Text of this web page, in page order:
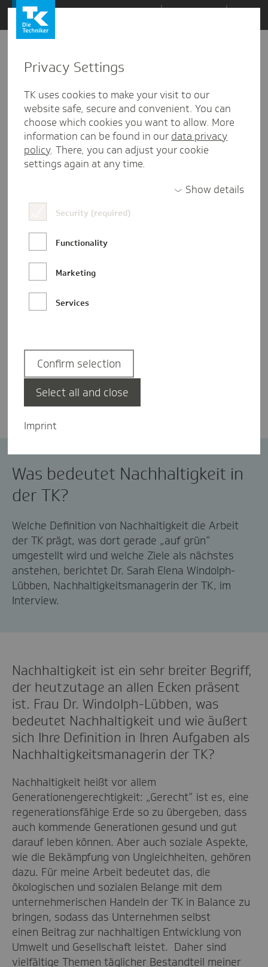
Zum
Inhalt
springen
den
Kommentaren
Anne Kraemer
Was bedeutet Nachhaltigkeit in
der TK?
Welche Definition von Nachhaltigkeit die Arbeit
der TK prägt, was dort gerade „auf grün“
umgestellt wird und welche Ziele als nächstes
anstehen, berichtet Dr. Sarah Elena Windolph-
Lübben, Nachhaltigkeitsmanagerin der TK, im
Interview.
Nachhaltigkeit ist ein sehr breiter Begriff,
der heutzutage an allen Ecken präsent
ist. Frau Dr. Windolph-Lübben, was
bedeutet Nachhaltigkeit und wie äußert
sich Ihre Definition in Ihren Aufgaben als
Nachhaltigkeitsmanagerin der TK?
Nachhaltigkeit heißt vor allem
Generationengerechtigkeit: „Gerecht“ ist es, eine
regenerationsfähige Erde so zu übergeben, dass
auch kommende Generationen gesund und gut
darauf leben können. Aber auch soziale Aspekte,
wie die Bekämpfung von Ungleichheiten, gehören
dazu. Für meine Arbeit bedeutet das, die
ökologischen und sozialen Belange mit dem
unternehmerischen Handeln der TK in Balance zu
bringen, sodass das Unternehmen selbst
einen Beitrag zur nachhaltigen Entwicklung von
Umwelt und Gesellschaft leistet. Daher sind
vielfältige Themen täglicher Bestandteil meiner
Privacy Settings
TK uses cookies to make your visit to our
website safe, secure and convenient. You can
choose which cookies you want to allow. More
information can be found in our data privacy
policy. There, you can adjust your cookie
settings again at any time.
Show details
Security (required)
Functionality
Marketing
Services
Imprint
Confirm selection
Select all and close